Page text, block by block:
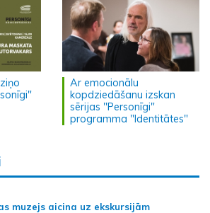
Ar emocionālu
kopdziedāšanu izskan
sērijas "Personīgi"
programma "Identitātes"
muzejs aicina uz ekskursijām